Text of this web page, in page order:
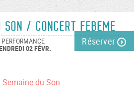
son / Concert FeBeme
PERFORMANCE
02 FÉVR.
Réserver
du Son